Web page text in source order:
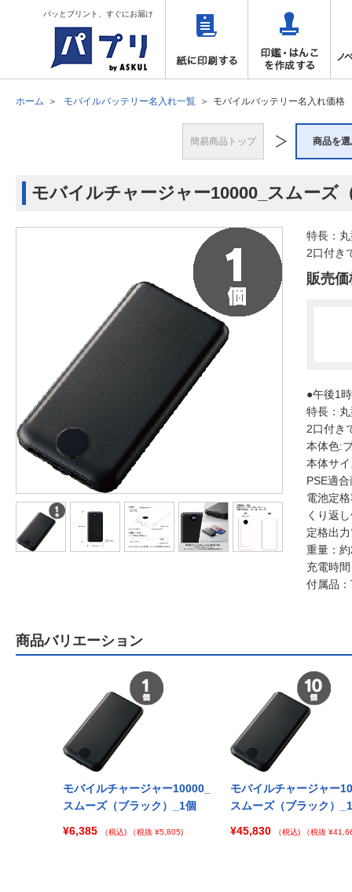
パッとプリント、すぐにお届け
ホーム モバイルバッテリー名入れ一覧 モバイルバッテリー名入れ価格
簡易商品トップ 商品を
モバイルチャージャー10000_スムーズ
特長：
2口付き
販売価
●午後1
特長：
2口付き
本体色:
本体サ
PSE適
電池定
くり返
定格出
重量：
充電時
付属品
商品バリエーション
モバイルチャージャー10000_
スムーズ（ブラック）_1個
¥6,385
（税込) （税抜 ¥5,805)
モバイルチャージャー
スムーズ（ブラック）
¥45,830
（税込) （税抜